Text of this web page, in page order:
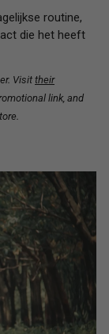
routine,
die het heeft
Visit their
link, and